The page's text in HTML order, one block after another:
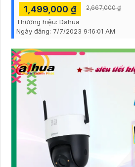
1,499,000 ₫ 2,667,000 ₫
Thương hiệu: Dahua
Ngày đăng: 7/7/2023 9:16:01 AM